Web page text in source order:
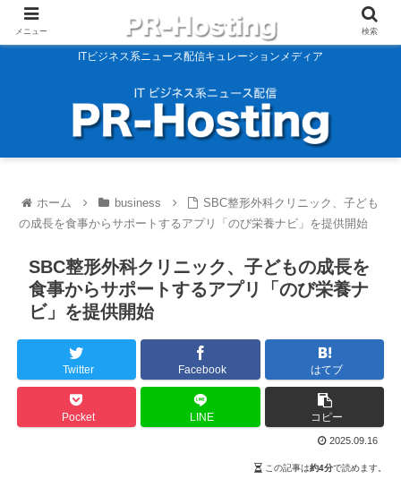
ITビジネス系ニュース配信キュレーションメディア
ホーム business
SBC整形外科クリニック、子ども
の成長を食事からサポートするアプリ「のび栄養ナビ」を提供開始
SBC整形外科クリニック、子どもの成長を
食事からサポートするアプリ「のび栄養ナ
ビ」を提供開始
Twitter Facebook はてブ
Pocket LINE コピー
2025.09.16
この記事は約4分で読めます。
メニュー 検索